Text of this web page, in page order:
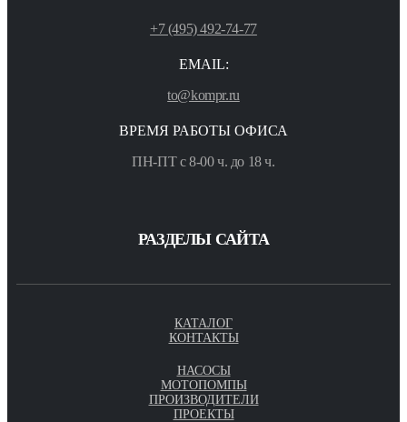
+7 (495) 492-74-77
EMAIL:
to@kompr.ru
ВРЕМЯ РАБОТЫ ОФИСА
ПН-ПТ с 8-00 ч. до 18 ч.
РАЗДЕЛЫ САЙТА
КАТАЛОГ
КОНТАКТЫ
НАСОСЫ
МОТОПОМПЫ
ПРОИЗВОДИТЕЛИ
ПРОЕКТЫ